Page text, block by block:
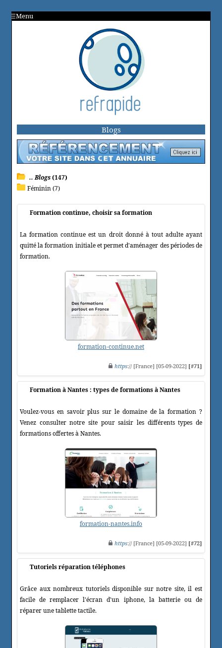
Menu
Blogs
.. Blogs(147)
Féminin (7)
Formation continue, choisir sa formation
La formation continue est un droit donné à tout adulte ayant
quitté la formation initiale et permet d'aménager des périodes de
formation.
formation-continue.net
https:// [France] [05-09-2022] [#71]
Formation à Nantes : types de formations à Nantes
Voulez-vous en savoir plus sur le domaine de la formation ?
Venez consulter notre site pour saisir les différents types de
formations offertes à Nantes.
formation-nantes.info
https:// [France] [05-09-2022] [#72]
Tutoriels réparation téléphones
Grâce aux nombreux tutoriels disponible sur notre site, il est
facile de remplacer l'écran d'un iphone, la batterie ou de
réparer une tablette tactile.